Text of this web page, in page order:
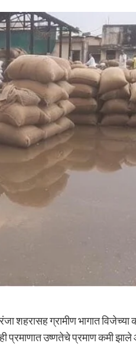
शहरासह ग्रामीण भागात
प्रमाणात उष्णतेचे प्रमाण कमी झाले